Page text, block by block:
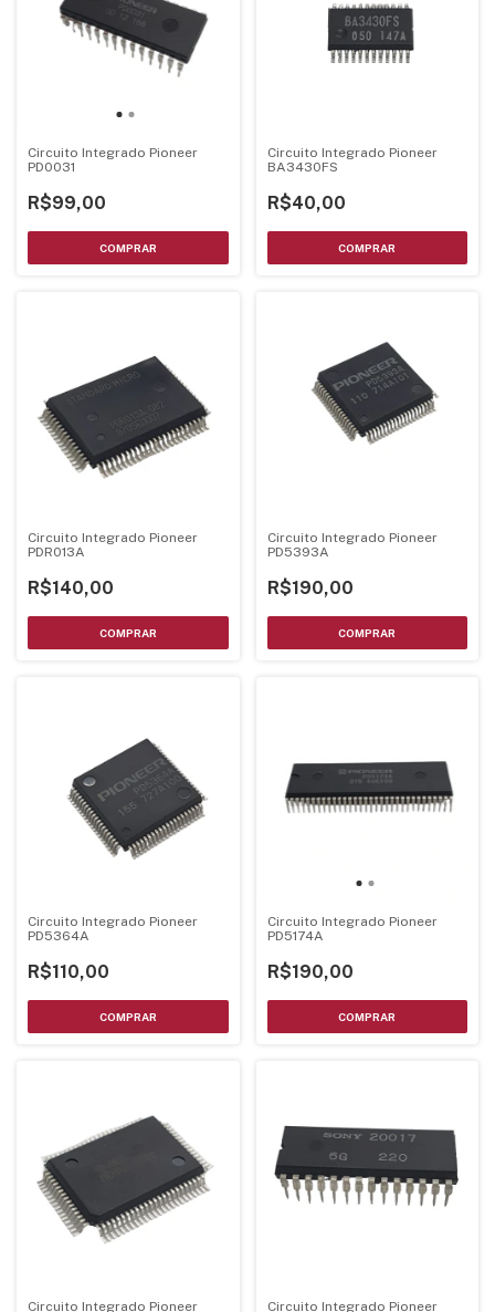
Circuito Integrado Pioneer
PD0031
R$99,00
Circuito Integrado Pioneer
BA3430FS
R$40,00
Circuito Integrado Pioneer
PDR013A
R$140,00
Circuito Integrado Pioneer
PD5393A
R$190,00
Circuito Integrado Pioneer
PD5364A
R$110,00
Circuito Integrado Pioneer
PD5174A
R$190,00
Circuito Integrado Pioneer
Circuito Integrado Pioneer